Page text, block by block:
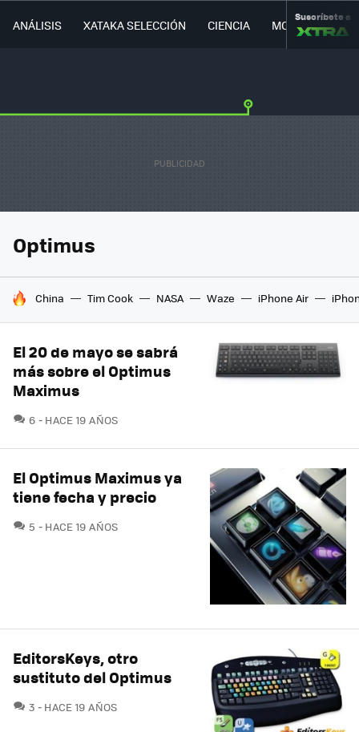
ANÁLISIS XATAKA SELECCIÓN CIENCIA MOVILIDAD
Suscríbete a
Optimus
HOY SE HABLA DE
China Tim Cook NASA Waze iPhone Air
El 20 de mayo se sabrá
más sobre el Optimus
Maximus
6 COMENTARIOS
HACE 19 AÑOS
El Optimus Maximus ya
tiene fecha y precio
5 COMENTARIOS
HACE 19 AÑOS
EditorsKeys, otro
sustituto del Optimus
3 COMENTARIOS
HACE 19 AÑOS